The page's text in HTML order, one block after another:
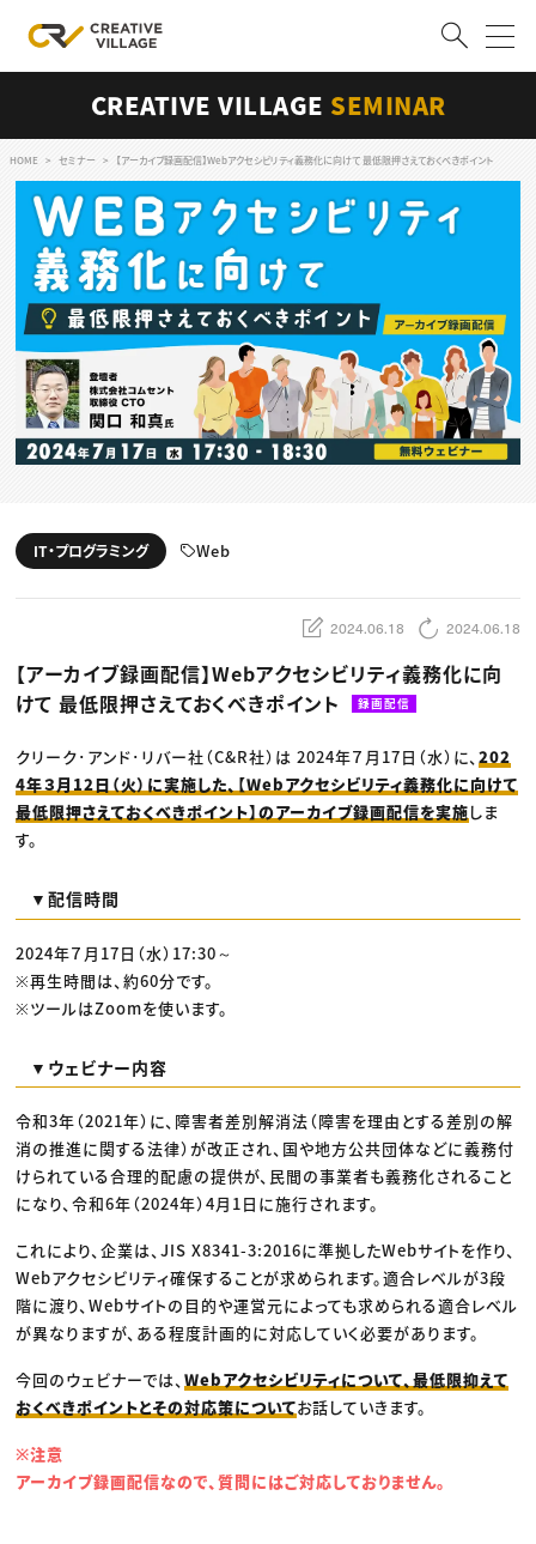
ログイン 会員登録
RECRUIT
クリエイター求人を探す
CREATIVE JOB求人検索
特集求人
採用説明会
転職支援サービス
CONTENTS
スキルアップしたい！
動画配信・映像制作
編集・ライティング
ディレクション
TOP Creator’s コラム トップ
Webクリエイター
ゲームクリエイター
クリエイターインタビュー
C＆R Magazine
セミナー
ニュース・トレンド トップ
Web
映像
広告
出版
CREATIVE VILLAGEからのお知らせ
CREATIVE VILLAGE SEMINAR
HOME セミナー 【アーカイブ録画配信】Webアクセシビリティ義務化に向けて 最低限押さえておくべきポイント
IT・プログラミング Web
2024.06.18 2024.06.18
【アーカイブ録画配信】Webアクセシビリティ義務化に向
けて 最低限押さえておくべきポイント
録画配信
クリーク･アンド･リバー社（C&R社）は 2024年７月17日（水）に、202
4年３月12日（火）に実施した、【Webアクセシビリティ義務化に向けて
最低限押さえておくべきポイント】のアーカイブ録画配信を実施しま
す。
▼配信時間
2024年７月17日（水）17:30～
※再生時間は、約60分です。
※ツールはZoomを使います。
▼ウェビナー内容
令和3年（2021年）に、障害者差別解消法（障害を理由とする差別の解
消の推進に関する法律）が改正され、国や地方公共団体などに義務付
けられている合理的配慮の提供が、民間の事業者も義務化されること
になり、令和6年（2024年）4月1日に施行されます。
これにより、企業は、JIS X8341-3:2016に準拠したWebサイトを作り、
Webアクセシビリティ確保することが求められます。適合レベルが3段
階に渡り、Webサイトの目的や運営元によっても求められる適合レベル
が異なりますが、ある程度計画的に対応していく必要があります。
今回のウェビナーでは、Webアクセシビリティについて、最低限抑えて
おくべきポイントとその対応策についてお話していきます。
※注意
アーカイブ録画配信なので、質問にはご対応しておりません。